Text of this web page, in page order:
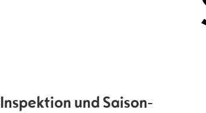
Inspektion und Saison-